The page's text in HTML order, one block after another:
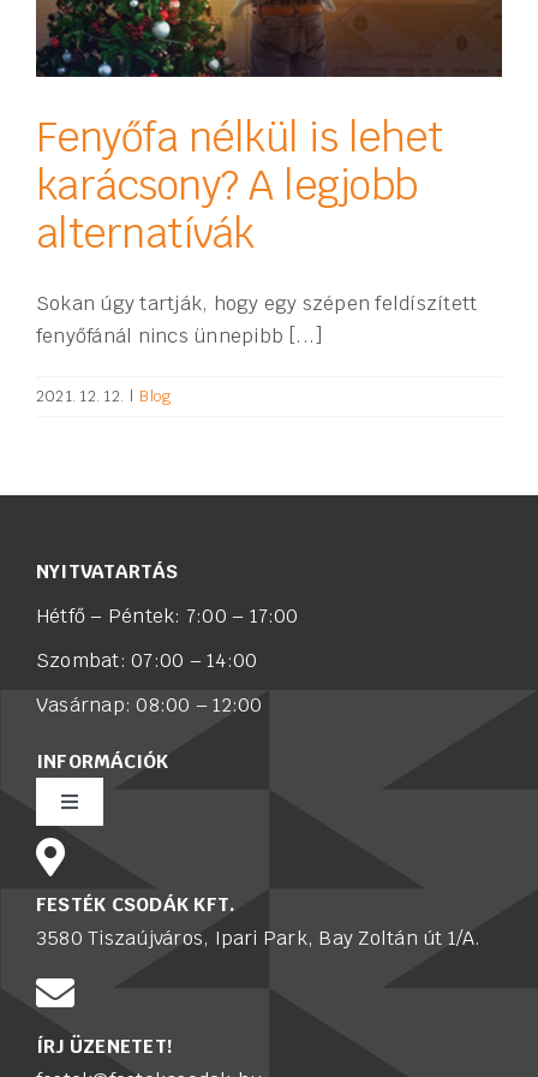
Fenyőfa nélkül is lehet
karácsony? A legjobb
alternatívák
Sokan úgy tartják, hogy egy szépen feldíszített
fenyőfánál nincs ünnepibb [...]
2021. 12. 12. | Blog
NYITVATARTÁS
Hétfő – Péntek: 7:00 – 17:00
Szombat: 07:00 – 14:00
Vasárnap: 08:00 – 12:00
INFORMÁCIÓK
Toggle
Navigation
Rólunk
Értékesítő munkatársat keresünk
FESTÉK CSODÁK KFT.
3580 Tiszaújváros, Ipari Park, Bay Zoltán út 1/A.
ÍRJ ÜZENETET!